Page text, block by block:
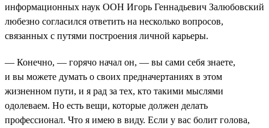
информационных наук ООН Игорь Геннадьевич Залюбовский
любезно согласился ответить на несколько вопросов,
связанных с путями построения личной карьеры.
— Конечно, — горячо начал он, — вы сами себя знаете,
и вы можете думать о своих предначертаниях в этом
жизненном пути, и я рад за тех, кто такими мыслями
одолеваем. Но есть вещи, которые должен делать
профессионал. Что я имею в виду. Если у вас болит голова,